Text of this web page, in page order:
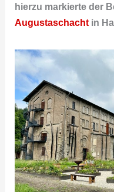
hierzu markierte der
Augustaschacht in